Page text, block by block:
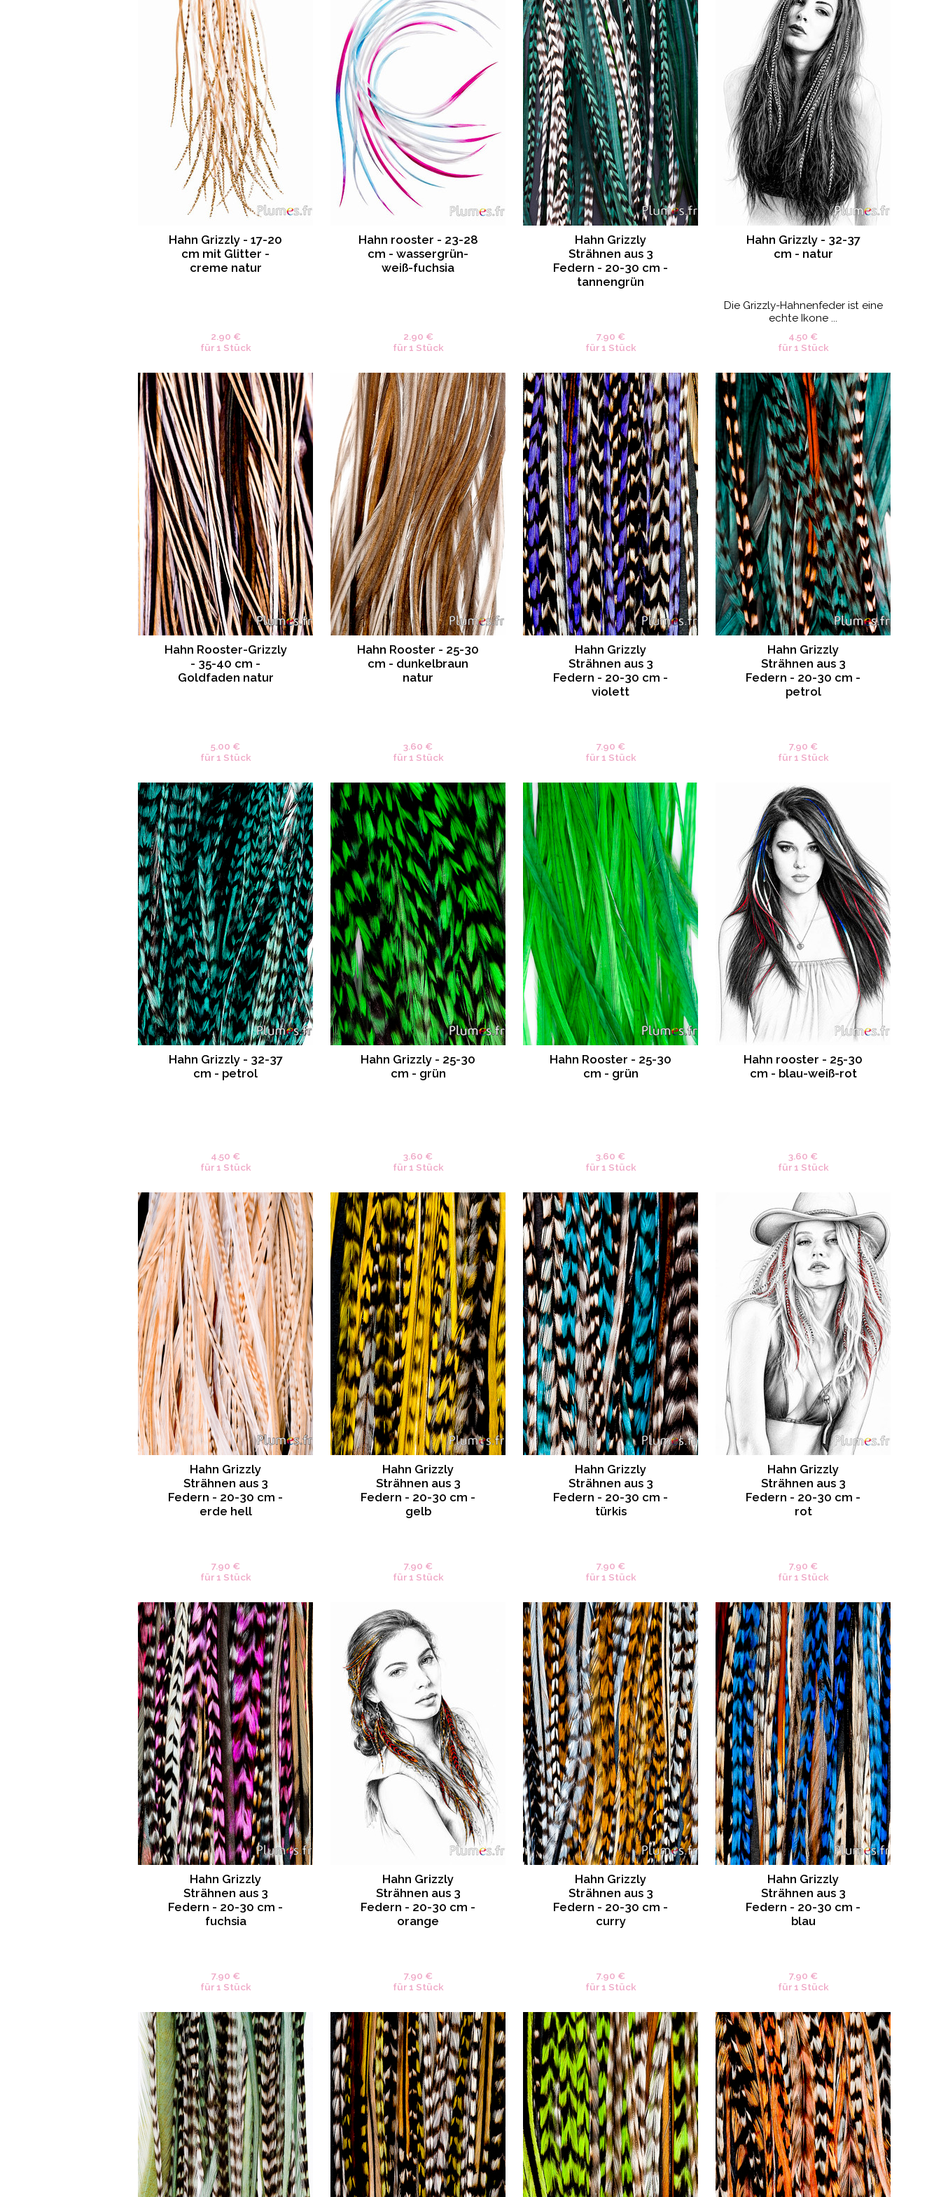
Hahn Grizzly - 17-20
cm mit Glitter -
creme natur
2.90 €
für 1 Stück
Hahn rooster - 23-28
cm - wassergrün-
weiß-fuchsia
2.90 €
für 1 Stück
Hahn Grizzly
Strähnen aus 3
Federn - 20-30 cm -
tannengrün
7.90 €
für 1 Stück
Hahn Grizzly - 32-37
cm - natur
Die Grizzly-Hahnenfeder ist eine
echte Ikone ...
4.50 €
für 1 Stück
Hahn Rooster-Grizzly
- 35-40 cm -
Goldfaden natur
5.00 €
für 1 Stück
Hahn Rooster - 25-30
cm - dunkelbraun
natur
3.60 €
für 1 Stück
Hahn Grizzly
Strähnen aus 3
Federn - 20-30 cm -
violett
7.90 €
für 1 Stück
Hahn Grizzly
Strähnen aus 3
Federn - 20-30 cm -
petrol
7.90 €
für 1 Stück
Hahn Grizzly - 32-37
cm - petrol
4.50 €
für 1 Stück
Hahn Grizzly - 25-30
cm - grün
3.60 €
für 1 Stück
Hahn Rooster - 25-30
cm - grün
3.60 €
für 1 Stück
Hahn rooster - 25-30
cm - blau-weiß-rot
3.60 €
für 1 Stück
Hahn Grizzly
Strähnen aus 3
Federn - 20-30 cm -
erde hell
7.90 €
für 1 Stück
Hahn Grizzly
Strähnen aus 3
Federn - 20-30 cm -
gelb
7.90 €
für 1 Stück
Hahn Grizzly
Strähnen aus 3
Federn - 20-30 cm -
türkis
7.90 €
für 1 Stück
Hahn Grizzly
Strähnen aus 3
Federn - 20-30 cm -
rot
7.90 €
für 1 Stück
Hahn Grizzly
Strähnen aus 3
Federn - 20-30 cm -
fuchsia
7.90 €
für 1 Stück
Hahn Grizzly
Strähnen aus 3
Federn - 20-30 cm -
orange
7.90 €
für 1 Stück
Hahn Grizzly
Strähnen aus 3
Federn - 20-30 cm -
curry
7.90 €
für 1 Stück
Hahn Grizzly
Strähnen aus 3
Federn - 20-30 cm -
blau
7.90 €
für 1 Stück